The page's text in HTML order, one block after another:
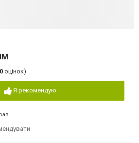
0 оцінок)
Я рекомендую